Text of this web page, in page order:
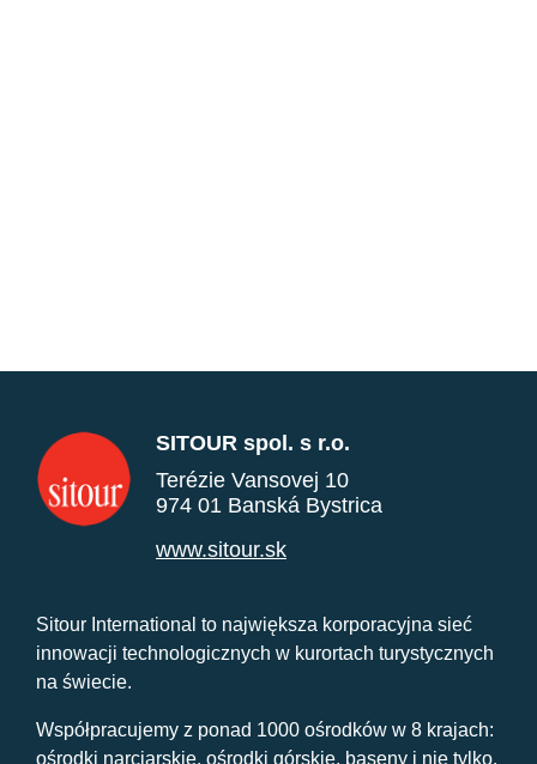
SITOUR spol. s r.o.
Terézie Vansovej 10
974 01 Banská Bystrica
www.sitour.sk
Sitour International to największa korporacyjna sieć
innowacji technologicznych w kurortach turystycznych
na świecie.
Współpracujemy z ponad 1000 ośrodków w 8 krajach:
ośrodki narciarskie, ośrodki górskie, baseny i nie tylko.